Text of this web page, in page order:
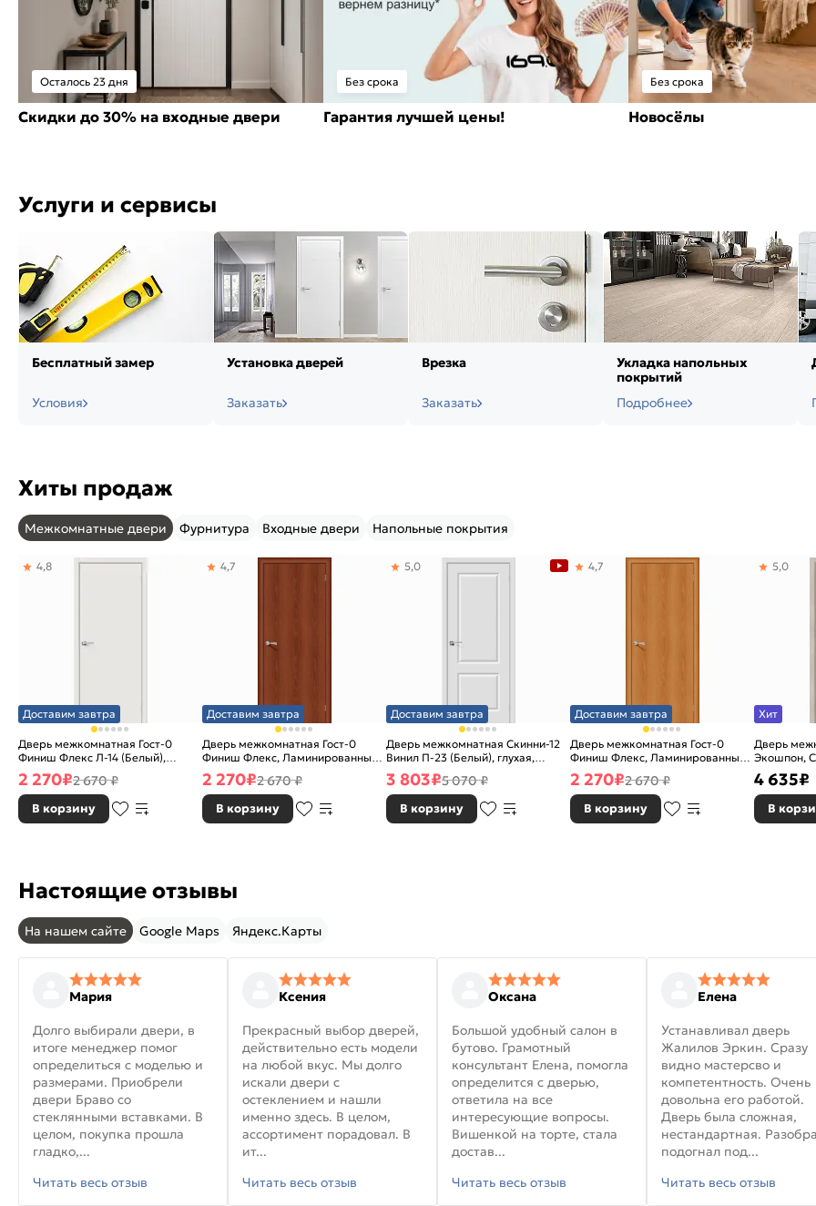
Осталось 23 дня
Скидки до 30% на входные двери
Без срока
Гарантия лучшей цены!
Без срока
Новосёлы
Услуги и сервисы
Бесплатный замер
Условия
Установка дверей
Заказать
Врезка
Заказать
Укладка напольных
покрытий
Подробнее
Хиты продаж
Межкомнатные двери Фурнитура Входные двери Напольные покрытия
Доставим завтра
Дверь межкомнатная Гост-0
Финиш Флекс Л-14 (Белый),
глухая, каркасно-щитовая
4,8
2 270₽2 670 ₽
В корзину
Доставим завтра
Дверь межкомнатная Гост-0
Финиш Флекс, Ламинированные
Л-11 (ИталОрех), глухая,
каркасно-щитовая
4,7
2 270₽2 670 ₽
В корзину
Доставим завтра
Дверь межкомнатная Скинни-12
Винил П-23 (Белый), глухая,
скиновая
5,0
3 803₽5 070 ₽
В корзину
Доставим завтра
Дверь межкомнатная Гост-0
Финиш Флекс, Ламинированные
Л-12 (МиланОрех), глухая,
каркасно-щитовая
4,7
2 270₽2 670 ₽
В корзину
Хит
Дверь
Экошпон,
5,0
4 635₽
В
Настоящие отзывы
На нашем сайте Google Maps Яндекс.Карты
Мария
Долго выбирали двери, в
итоге менеджер помог
определиться с моделью и
размерами. Приобрели
двери Браво со
стеклянными вставками. В
целом, покупка прошла
гладко,...
Читать весь отзыв
Ксения
Прекрасный выбор дверей,
действительно есть модели
на любой вкус. Мы долго
искали двери с
остеклением и нашли
именно здесь. В целом,
ассортимент порадовал. В
ит...
Читать весь отзыв
Оксана
Большой удобный салон в
бутово. Грамотный
консультант Елена, помогла
определится с дверью,
ответила на все
интересующие вопросы.
Вишенкой на торте, стала
достав...
Читать весь отзыв
Елена
Устанавливал дверь
Жалилов Эркин. Сразу
видно мастерсво и
компетентность. Очень
довольна его работой.
Дверь была сложная,
нестандартная.
подогнал под...
Читать весь отзыв